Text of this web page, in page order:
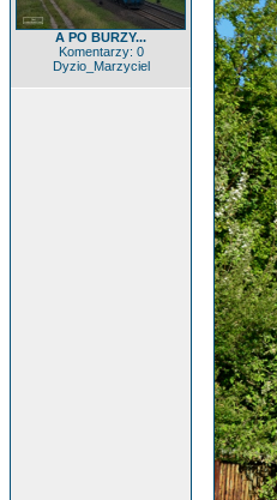
A PO BURZY...
Komentarzy: 0
Dyzio_Marzyciel